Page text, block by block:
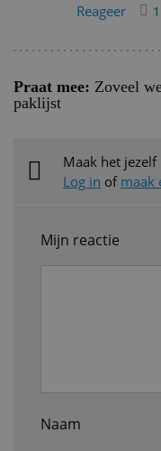
Reageer
1
Praat mee: Zoveel
paklijst
Maak het
Log in of maak
Mijn reactie
Naam